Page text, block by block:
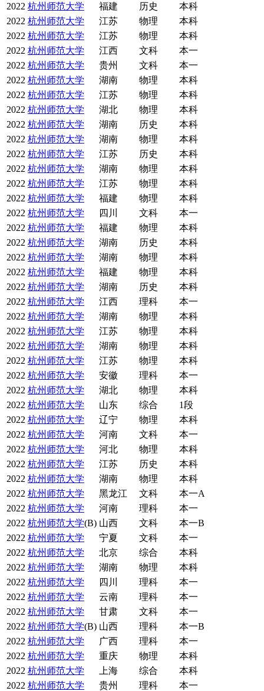
2022 杭州师范大学 福建 历史
本科
2022 杭州师范大学 江苏 物理
本科
2022 杭州师范大学 江苏 物理
本科
2022 杭州师范大学 江西 文科
本一
2022 杭州师范大学 贵州 文科
本一
2022 杭州师范大学 湖南 物理
本科
2022 杭州师范大学 江苏 物理
本科
2022 杭州师范大学 湖北 物理
本科
2022 杭州师范大学 湖南 历史
本科
2022 杭州师范大学 湖南 物理
本科
2022 杭州师范大学 江苏 历史
本科
2022 杭州师范大学 湖南 物理
本科
2022 杭州师范大学 江苏 物理
本科
2022 杭州师范大学 福建 物理
本科
2022 杭州师范大学 四川 文科
本一
2022 杭州师范大学 福建 物理
本科
2022 杭州师范大学 湖南 历史
本科
2022 杭州师范大学 湖南 物理
本科
2022 杭州师范大学 福建 物理
本科
2022 杭州师范大学 湖南 历史
本科
2022 杭州师范大学 江西 理科
本一
2022 杭州师范大学 湖南 物理
本科
2022 杭州师范大学 江苏 物理
本科
2022 杭州师范大学 湖南 物理
本科
2022 杭州师范大学 江苏 物理
本科
2022 杭州师范大学 安徽 理科
本一
2022 杭州师范大学 湖北 物理
本科
2022 杭州师范大学 山东 综合
1段
2022 杭州师范大学 辽宁 物理
本科
2022 杭州师范大学 河南 文科
本一
2022 杭州师范大学 河北 物理
本科
2022 杭州师范大学 江苏 历史
本科
2022 杭州师范大学 湖南 物理
本科
2022 杭州师范大学 黑龙江 文科
本一A
2022 杭州师范大学 河南 理科
本一
2022 杭州师范大学(B) 山西 文科
本一B
2022 杭州师范大学 宁夏 文科
本一
2022 杭州师范大学 北京 综合
本科
2022 杭州师范大学 湖南 物理
本科
2022 杭州师范大学 四川 理科
本一
2022 杭州师范大学 云南 理科
本一
2022 杭州师范大学 甘肃 文科
本一
2022 杭州师范大学(B) 山西 理科
本一B
2022 杭州师范大学 广西 理科
本一
2022 杭州师范大学 重庆 物理
本科
2022 杭州师范大学 上海 综合
本科
2022 杭州师范大学 贵州 理科
本一